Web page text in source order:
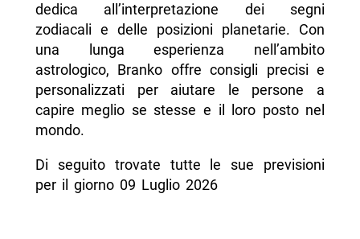
dedica all’interpretazione dei segni
zodiacali e delle posizioni planetarie. Con
una lunga esperienza nell’ambito
astrologico, Branko offre consigli precisi e
personalizzati per aiutare le persone a
capire meglio se stesse e il loro posto nel
mondo.
Di seguito trovate tutte le sue previsioni
per il giorno 09 Luglio 2026